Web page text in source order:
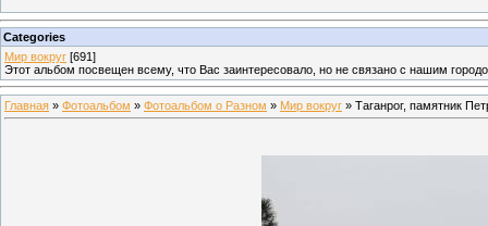
Categories
Мир вокруг [691]
Этот альбом посвещен всему, что Вас заинтересовало, но не связано с нашим
Главная » Фотоальбом » Фотоальбом о Разном » Мир вокруг » Таганрог, памятник